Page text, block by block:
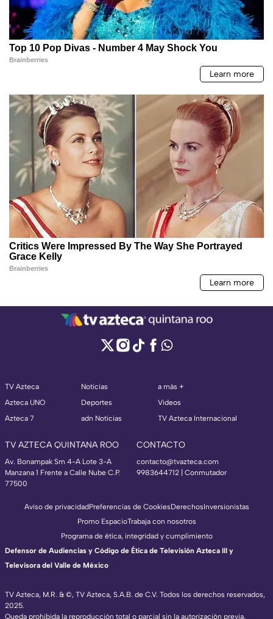
TV Azteca
Azteca UNO
Azteca 7
Noticias
Deportes
adn Noticias
a más +
Videos
TV Azteca Internacional
TV AZTECA QUINTANA ROO
Av. Bonampak Sm 4-A Lote 3-A
Manzana 1 Frente a Calle Nube C.P.
77500
CONTACTO
contacto@tvazteca.com
9983644712 | Conmutador
TV Azteca, M.R. & ©, TV Azteca, S.A.B. de C.V. Todos los derechos reservados,
2025.
Queda prohibida la reproducción total o parcial sin la autorización previa,
Aviso de privacidadPreferencias de CookiesDerechosInversionistas
Promo EspacioTrabaja con nosotros
Programa de ética, integridad y cumplimiento
Defensor de Audiencias y Código de Ética de Televisión Azteca III y
Televisora del Valle de México